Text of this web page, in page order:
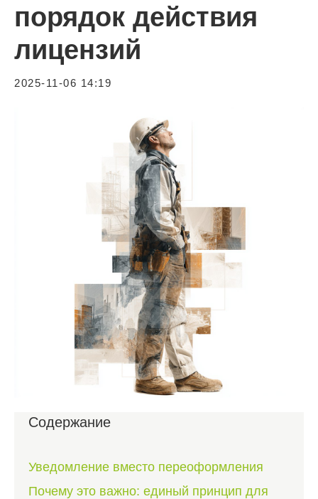
порядок действия
лицензий
2025-11-06 14:19
Содержание
Уведомление вместо переоформления
Почему это важно: единый принцип для